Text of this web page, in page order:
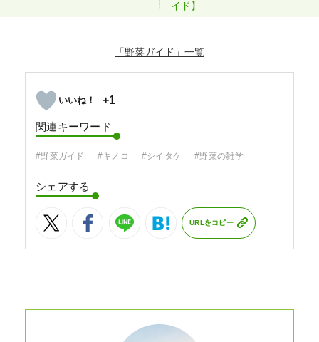
イド】
「野菜ガイド」
+1
関連キーワード
#野菜ガイド #キノコ #シイタケ #野菜の雑学
シェアする
URLをコピー